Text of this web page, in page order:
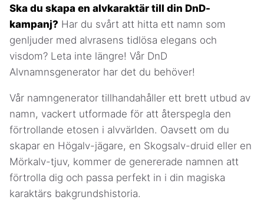
Ska du skapa en alvkaraktär till din DnD-
kampanj? Har du svårt att hitta ett namn som
genljuder med alvrasens tidlösa elegans och
visdom? Leta inte längre! Vår DnD
Alvnamnsgenerator har det du behöver!
Vår namngenerator tillhandahåller ett brett utbud av
namn, vackert utformade för att återspegla den
förtrollande etosen i alvvärlden. Oavsett om du
skapar en Högalv-jägare, en Skogsalv-druid eller en
Mörkalv-tjuv, kommer de genererade namnen att
förtrolla dig och passa perfekt in i din magiska
karaktärs bakgrundshistoria.